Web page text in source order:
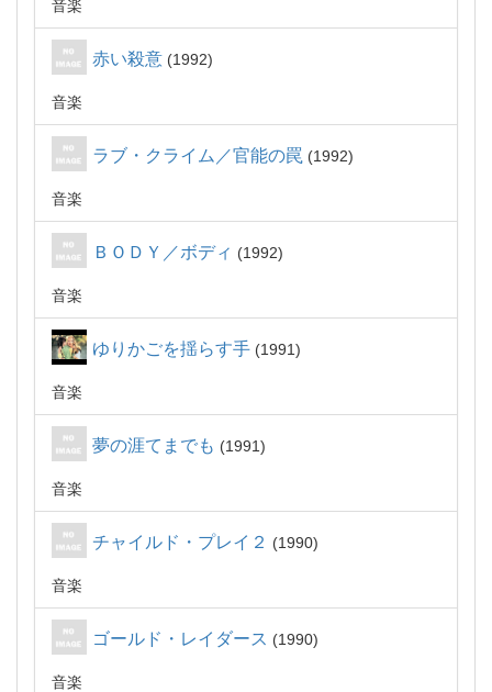
音楽
赤い殺意 1992
音楽
ラブ・クライム／官能の罠 1992
音楽
ＢＯＤＹ／ボディ 1992
音楽
ゆりかごを揺らす手 1991
音楽
夢の涯てまでも 1991
音楽
チャイルド・プレイ２ 1990
音楽
ゴールド・レイダース 1990
音楽